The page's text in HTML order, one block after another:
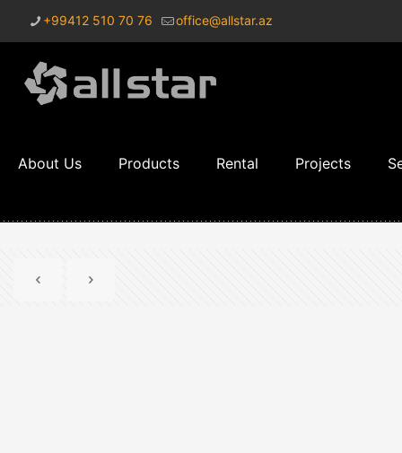
+99412 510 70 76 office@allstar.az
About Us Products Rental Projects